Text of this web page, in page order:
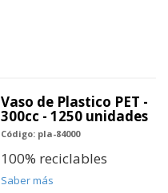
Vaso de Plastico PET -
300cc - 1250 unidades
Código: pla-84000
100% reciclables
Saber más